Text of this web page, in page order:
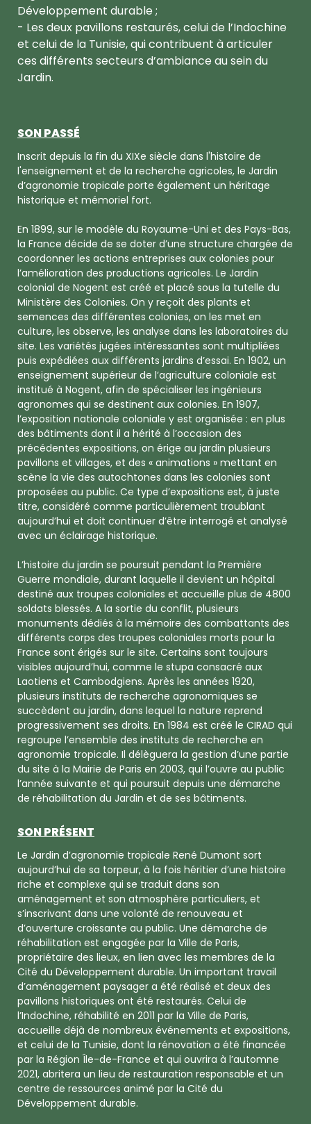
Développement durable ;
- Les deux pavillons restaurés, celui de l’Indochine
et celui de la Tunisie, qui contribuent à articuler
ces différents secteurs d’ambiance au sein du
Jardin.
SON PASSÉ
Inscrit depuis la fin du XIXe siècle dans l'histoire de
l'enseignement et de la recherche agricoles, le Jardin
d’agronomie tropicale porte également un héritage
historique et mémoriel fort.
En 1899, sur le modèle du Royaume-Uni et des Pays-Bas,
la France décide de se doter d’une structure chargée de
coordonner les actions entreprises aux colonies pour
l’amélioration des productions agricoles. Le Jardin
colonial de Nogent est créé et placé sous la tutelle du
Ministère des Colonies. On y reçoit des plants et
semences des différentes colonies, on les met en
culture, les observe, les analyse dans les laboratoires du
site. Les variétés jugées intéressantes sont multipliées
puis expédiées aux différents jardins d’essai. En 1902, un
enseignement supérieur de l’agriculture coloniale est
institué à Nogent, afin de spécialiser les ingénieurs
agronomes qui se destinent aux colonies. En 1907,
l’exposition nationale coloniale y est organisée : en plus
des bâtiments dont il a hérité à l’occasion des
précédentes expositions, on érige au jardin plusieurs
pavillons et villages, et des « animations » mettant en
scène la vie des autochtones dans les colonies sont
proposées au public. Ce type d’expositions est, à juste
titre, considéré comme particulièrement troublant
aujourd’hui et doit continuer d’être interrogé et analysé
avec un éclairage historique.
L’histoire du jardin se poursuit pendant la Première
Guerre mondiale, durant laquelle il devient un hôpital
destiné aux troupes coloniales et accueille plus de 4800
soldats blessés. A la sortie du conflit, plusieurs
monuments dédiés à la mémoire des combattants des
différents corps des troupes coloniales morts pour la
France sont érigés sur le site. Certains sont toujours
visibles aujourd’hui, comme le stupa consacré aux
Laotiens et Cambodgiens. Après les années 1920,
plusieurs instituts de recherche agronomiques se
succèdent au jardin, dans lequel la nature reprend
progressivement ses droits. En 1984 est créé le CIRAD qui
regroupe l’ensemble des instituts de recherche en
agronomie tropicale. Il délèguera la gestion d’une partie
du site à la Mairie de Paris en 2003, qui l’ouvre au public
l’année suivante et qui poursuit depuis une démarche
de réhabilitation du Jardin et de ses bâtiments.
SON PRÉSENT
Le Jardin d’agronomie tropicale René Dumont sort
aujourd’hui de sa torpeur, à la fois héritier d’une histoire
riche et complexe qui se traduit dans son
aménagement et son atmosphère particuliers, et
s’inscrivant dans une volonté de renouveau et
d’ouverture croissante au public. Une démarche de
réhabilitation est engagée par la Ville de Paris,
propriétaire des lieux, en lien avec les membres de la
Cité du Développement durable. Un important travail
d’aménagement paysager a été réalisé et deux des
pavillons historiques ont été restaurés. Celui de
l’Indochine, réhabilité en 2011 par la Ville de Paris,
accueille déjà de nombreux événements et expositions,
et celui de la Tunisie, dont la rénovation a été financée
par la Région Île-de-France et qui ouvrira à l’automne
2021, abritera un lieu de restauration responsable et un
centre de ressources animé par la Cité du
Développement durable.